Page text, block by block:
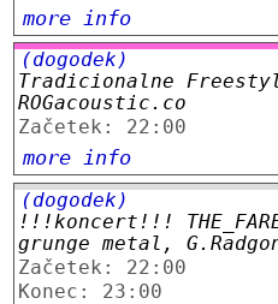
more info
(dogodek)
Tradicionalne
ROGacoustic.co
Začetek: 22:00
more info
(dogodek)
!!!koncert!!!
grunge metal,
Začetek: 22:00
Konec: 23:00